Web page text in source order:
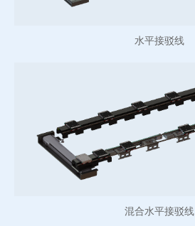
水平接驳线
混合水平接驳线